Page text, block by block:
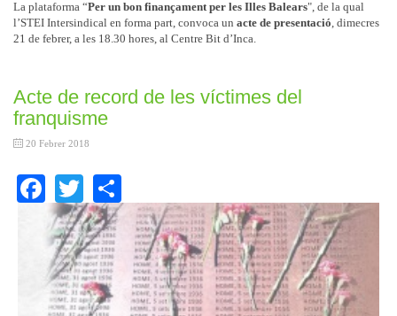
La plataforma “Per un bon finançament per les Illes Balears", de la qual
l’STEI Intersindical en forma part, convoca un acte de presentació, dimecres
21 de febrer, a les 18.30 hores, al Centre Bit d’Inca.
Acte de record de les víctimes del
franquisme
20 Febrer 2018
Facebook
Twitter